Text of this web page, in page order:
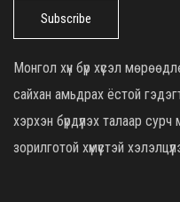
Subscribe
Монгол хүн бүр хүсэл
сайхан амьдрах ёстой
хэрхэн бүрдүүлэх талаар
зорилготой хүмүүстэй